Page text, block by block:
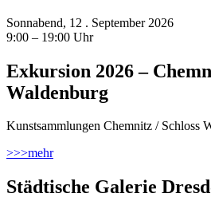
Sonnabend, 12 . September 2026
9:00 – 19:00 Uhr
Exkursion 2026 –
Waldenburg
Kunstsammlungen Chemnitz / Schloss
>>>mehr
Städtische Galerie